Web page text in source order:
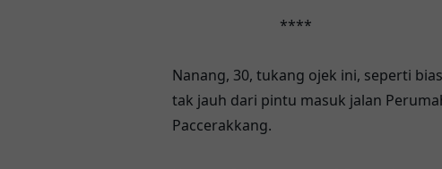
****
Nanang, 30, tukang ojek ini, seperti
tak jauh dari pintu masuk jalan
Paccerakkang.